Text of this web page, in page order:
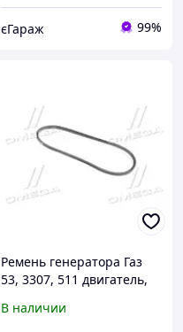
єГараж 99%
Ремень генератора Газ
53, 3307, 511 двигатель,
производитель Rider
В наличии